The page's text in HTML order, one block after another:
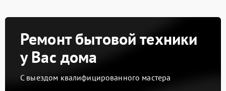
Ремонт бытовой техники
у Вас дома
С выездом квалифицированного мастера